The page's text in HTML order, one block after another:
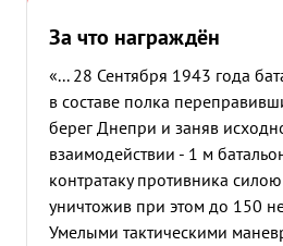
За что награждён
«... 28 Сентября 1943 года
в составе полка
берег Днепри и заняв
взаимодействии - 1 м
контратаку противника
уничтожив при этом до 150
Умелыми тактическими